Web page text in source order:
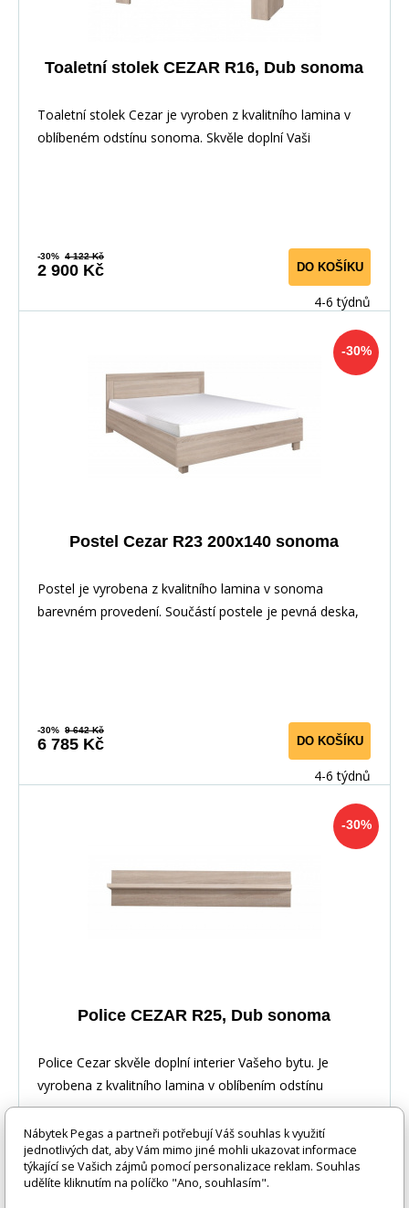
Toaletní stolek CEZAR R16, Dub sonoma
Toaletní stolek Cezar je vyroben z kvalitního lamina v
oblíbeném odstínu sonoma. Skvěle doplní Vaši
-30% 4 122 Kč
2 900 Kč DO KOŠÍKU
4-6 týdnů
-30%
Postel Cezar R23 200x140 sonoma
Postel je vyrobena z kvalitního lamina v sonoma
barevném provedení. Součástí postele je pevná deska,
-30% 9 642 Kč
6 785 Kč DO KOŠÍKU
4-6 týdnů
-30%
Police CEZAR R25, Dub sonoma
Police Cezar skvěle doplní interier Vašeho bytu. Je
vyrobena z kvalitního lamina v oblíbením odstínu
Nábytek Pegas a partneři potřebují Váš souhlas k využití
jednotlivých dat, aby Vám mimo jiné mohli ukazovat informace
týkající se Vašich zájmů pomocí personalizace reklam. Souhlas
udělíte kliknutím na políčko "Ano, souhlasím".